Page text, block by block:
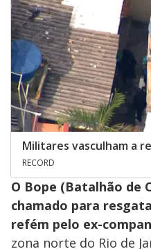
Militares vasculham a
RECORD
O Bope (Batalhão de
chamado para
refém pelo ex-
zona norte do Rio de